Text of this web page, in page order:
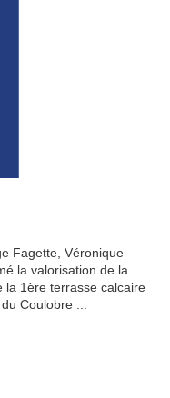
Fagette, Véronique
la valorisation de la
la 1ère terrasse calcaire
Coulobre ...